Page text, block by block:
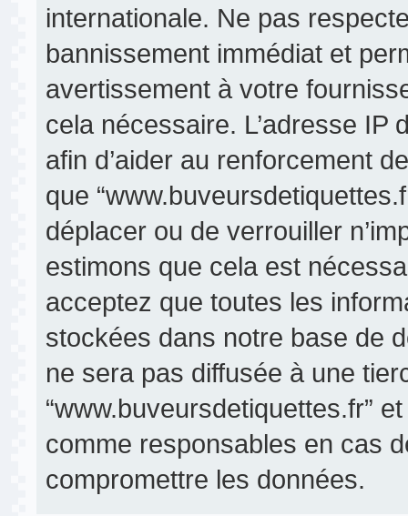
internationale. Ne pas
bannissement immédiat et
avertissement à votre
cela nécessaire. L’adresse
afin d’aider au renforcement
que
déplacer ou de verrouiller
estimons que cela est
acceptez que toutes les
stockées dans notre base de
ne sera pas diffusée à une
“www.buveursdetiquettes.fr”
comme responsables en cas
compromettre les données.